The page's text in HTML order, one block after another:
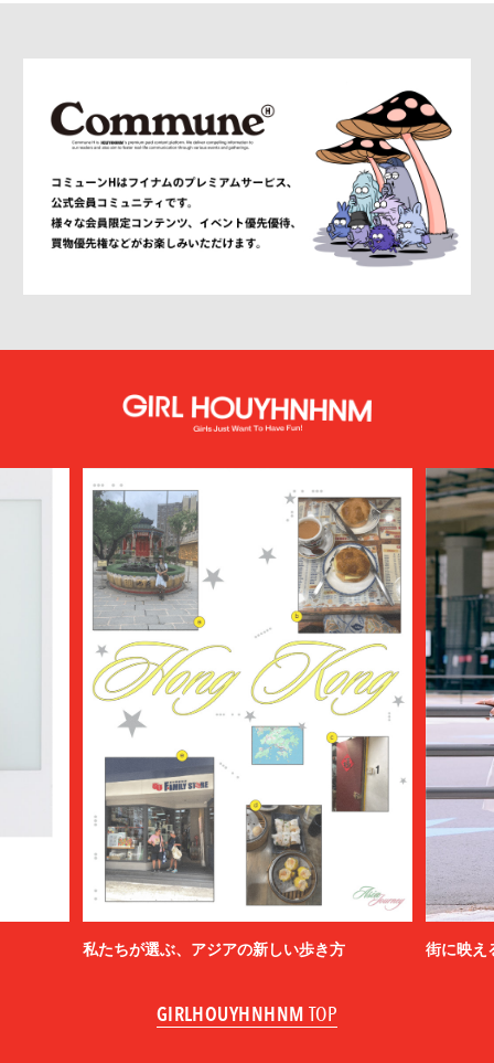
私たちが選ぶ、アジアの新しい歩き方 街に映え
GIRLHOUYHNHNM TOP